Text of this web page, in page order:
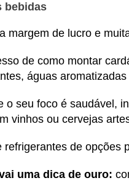
bebidas
margem de lucro e
de como montar
águas
o seu foco é saudável,
vinhos ou cervejas
refrigerantes de opções
uma dica de ouro: